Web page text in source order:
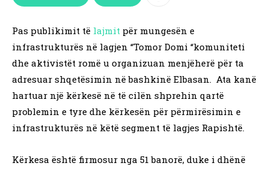
Pas publikimit të lajmit për mungesën e
infrastrukturës në lagjen “Tomor Domi “komuniteti
dhe aktivistët romë u organizuan menjëherë për ta
adresuar shqetësimin në bashkinë Elbasan. Ata kanë
hartuar një kërkesë në të cilën shprehin qartë
problemin e tyre dhe kërkesën për përmirësimin e
infrastrukturës në këtë segment të lagjes Rapishtë.
Kërkesa është firmosur nga 51 banorë, duke i dhënë